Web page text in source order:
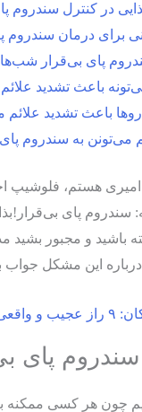
در کنترل سندروم
برای درمان سندروم
پای بی‌قرار
باعث تشدید
باعث تشدید
می‌تونن به سندروم
هستم، فلوشیپ
پای
باشید و مجبور
درباره این مشکل جواب
واقعی
سندروم پای
چون هر کسی ممکنه